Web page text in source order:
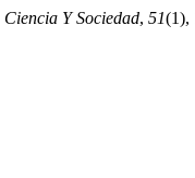
Ciencia Y Sociedad, 51(1),